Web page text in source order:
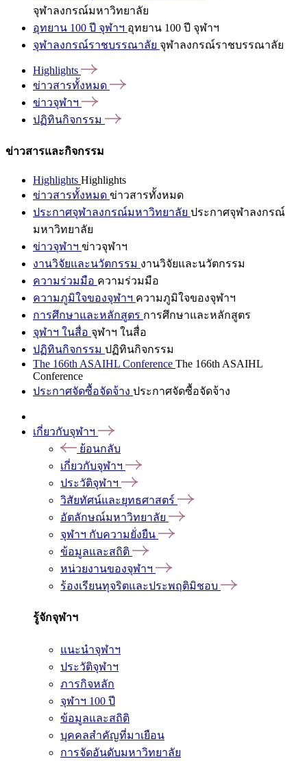
จุฬาลงกรณ์มหาวิทยาลัย
อุทยาน 100 ปี จุฬาฯ อุทยาน 100 ปี จุฬาฯ
จุฬาลงกรณ์ราชบรรณาลัย จุฬาลงกรณ์ราชบรรณาลัย
Highlights
ข่าวสารทั้งหมด
ข่าวจุฬาฯ
ปฏิทินกิจกรรม
ข่าวสารและกิจกรรม
Highlights Highlights
ข่าวสารทั้งหมด ข่าวสารทั้งหมด
ประกาศจุฬาลงกรณ์มหาวิทยาลัย ประกาศจุฬาลงกรณ์
มหาวิทยาลัย
ข่าวจุฬาฯ ข่าวจุฬาฯ
งานวิจัยและนวัตกรรม งานวิจัยและนวัตกรรม
ความร่วมมือ ความร่วมมือ
ความภูมิใจของจุฬาฯ ความภูมิใจของจุฬาฯ
การศึกษาและหลักสูตร การศึกษาและหลักสูตร
จุฬาฯ ในสื่อ จุฬาฯ ในสื่อ
ปฏิทินกิจกรรม ปฏิทินกิจกรรม
The 166th ASAIHL Conference The 166th ASAIHL
Conference
ประกาศจัดซื้อจัดจ้าง ประกาศจัดซื้อจัดจ้าง
เกี่ยวกับจุฬาฯ
ย้อนกลับ
เกี่ยวกับจุฬาฯ
ประวัติจุฬาฯ
วิสัยทัศน์และยุทธศาสตร์
อัตลักษณ์มหาวิทยาลัย
จุฬาฯ กับความยั่งยืน
ข้อมูลและสถิติ
หน่วยงานของจุฬาฯ
ร้องเรียนทุจริตและประพฤติมิชอบ
รู้จักจุฬาฯ
แนะนำจุฬาฯ
ประวัติจุฬาฯ
ภารกิจหลัก
จุฬาฯ 100 ปี
ข้อมูลและสถิติ
บุคคลสำคัญที่มาเยือน
การจัดอันดับมหาวิทยาลัย